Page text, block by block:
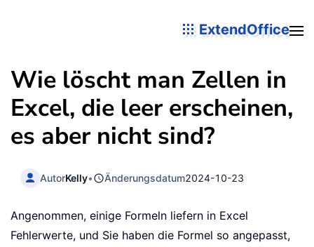
ExtendOffice
Wie löscht man Zellen in
Excel, die leer erscheinen,
es aber nicht sind?
AutorKelly• Änderungsdatum2024-10-23
Angenommen, einige Formeln liefern in Excel
Fehlerwerte, und Sie haben die Formel so angepasst,